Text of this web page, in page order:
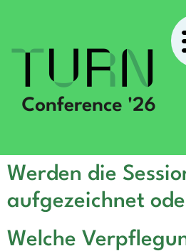
Werden die
aufgezeichnet
Welche